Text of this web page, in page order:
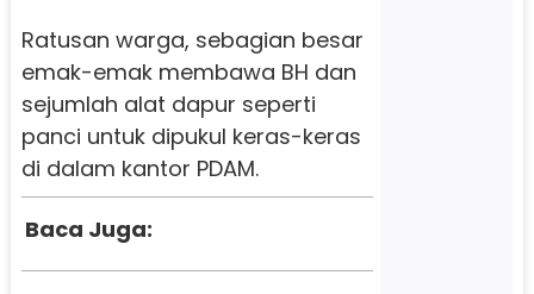
Ratusan warga, sebagian besar
emak-emak membawa BH dan
sejumlah alat dapur seperti
panci untuk dipukul keras-keras
di dalam kantor PDAM.
Baca Juga: